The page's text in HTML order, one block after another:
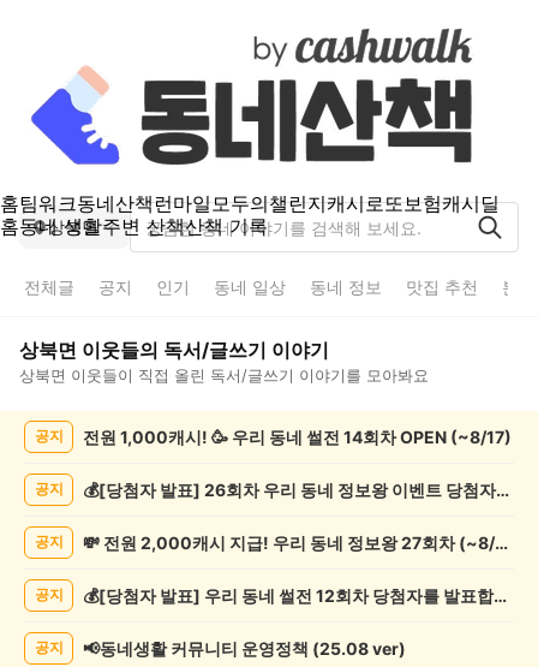
홈팀워크동네산책런마일모두의챌린지캐시로또보험캐시딜
홈동네 생활주변 산책산책 기록
상북면
전체글 공지 인기 동네 일상 동네 정보 맛집 추천 분
상북면 이웃들의 독서/글쓰기 이야기
상북면 이웃들이 직접 올린 독서/글쓰기 이야기를 모아봐요
공지 전원 1,000캐시! 🥳 우리 동네 썰전 14회차 OPEN (~8/17)
공지 💰[당첨자 발표] 26회차 우리 동네 정보왕 이벤트 당첨자를 발표합니다!
공지 💸 전원 2,000캐시 지급! 우리 동네 정보왕 27회차 (~8/10)
공지 💰[당첨자 발표] 우리 동네 썰전 12회차 당첨자를 발표합니다!
공지 📢동네생활 커뮤니티 운영정책 (25.08 ver)